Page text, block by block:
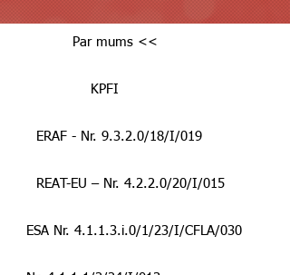
Par mums <<
KPFI
ERAF - Nr. 9.3.2.0/18/I/019
REAT-EU – Nr. 4.2.2.0/20/I/015
ESA Nr. 4.1.1.3.i.0/1/23/I/CFLA/030